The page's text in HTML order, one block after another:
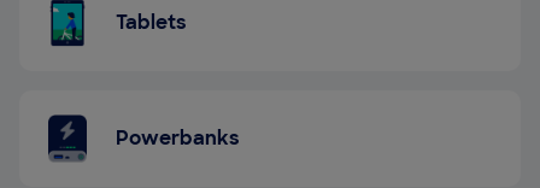
Tablets
Powerbanks